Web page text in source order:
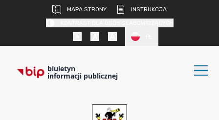
MAPA STRONY
INSTRUKCJA
biuletyn
informacji publicznej